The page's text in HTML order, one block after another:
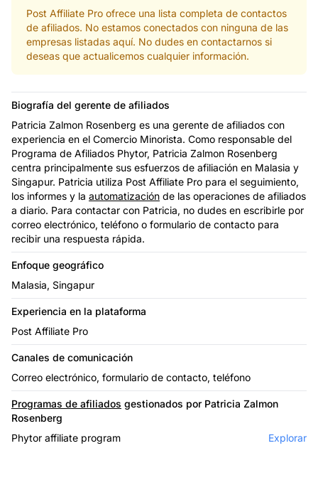
Post Affiliate Pro ofrece una lista completa de contactos
de afiliados. No estamos conectados con ninguna de las
empresas listadas aquí. No dudes en contactarnos si
deseas que actualicemos cualquier información.
Biografía del gerente de afiliados
Patricia Zalmon Rosenberg es una gerente de afiliados con
experiencia en el Comercio Minorista. Como responsable del
Programa de Afiliados Phytor, Patricia Zalmon Rosenberg
centra principalmente sus esfuerzos de afiliación en Malasia y
Singapur. Patricia utiliza Post Affiliate Pro para el seguimiento,
los informes y la automatización de las operaciones de afiliados
a diario. Para contactar con Patricia, no dudes en escribirle por
correo electrónico, teléfono o formulario de contacto para
recibir una respuesta rápida.
Enfoque geográfico
Malasia, Singapur
Experiencia en la plataforma
Post Affiliate Pro
Canales de comunicación
Correo electrónico, formulario de contacto, teléfono
Programas de afiliados gestionados por Patricia Zalmon
Rosenberg
Phytor affiliate program
Explorar